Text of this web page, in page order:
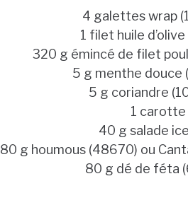
4 galettes wrap
1 filet huile
320 g émincé de filet
5 g menthe douce
5 g coriandre
1 carotte
40 g salade
80 g houmous (48670) ou
80 g dé de féta